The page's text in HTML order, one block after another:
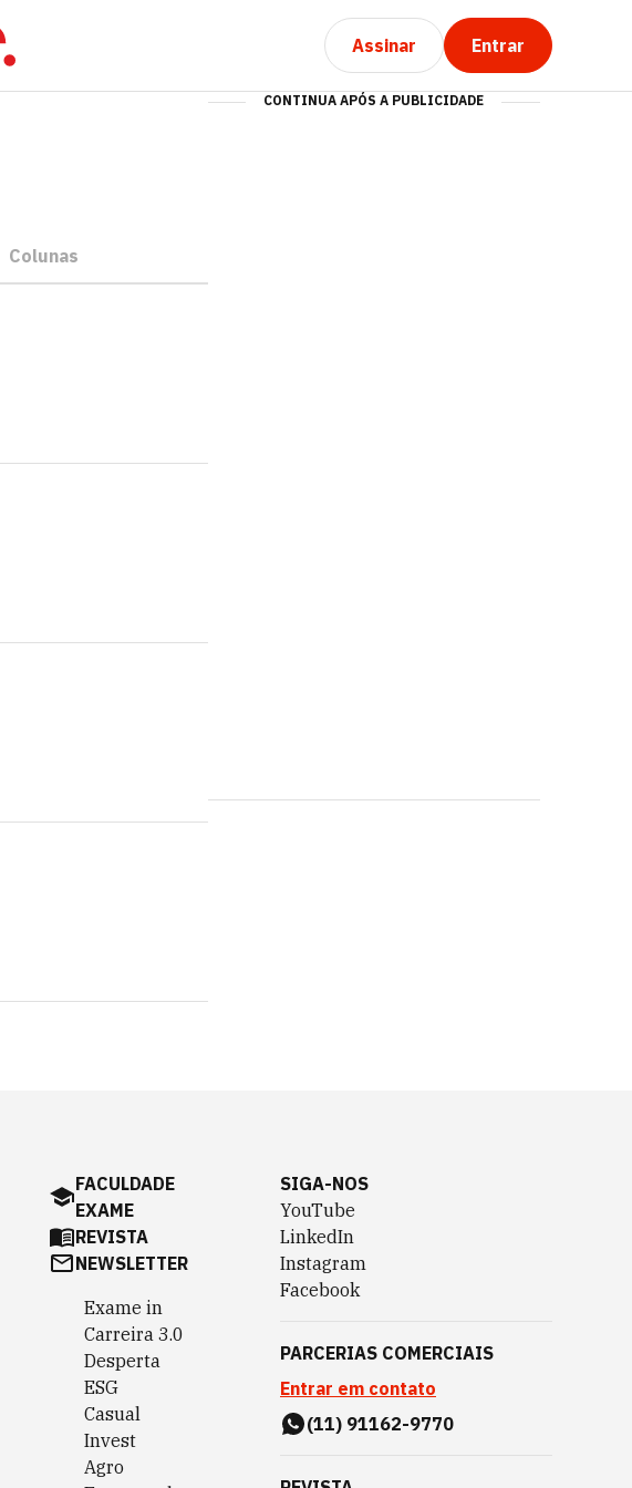
Assinar Entrar
Colunas
CONTINUA APÓS A PUBLICIDADE
FACULDADE
EXAME
REVISTA
NEWSLETTER
Exame in
Carreira 3.0
Desperta
ESG
Casual
Invest
Agro
SIGA-NOS
YouTube
LinkedIn
Instagram
Facebook
PARCERIAS COMERCIAIS
Entrar em contato
(11) 91162-9770